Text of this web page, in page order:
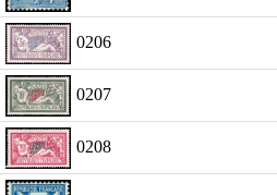
0206
0207
0208